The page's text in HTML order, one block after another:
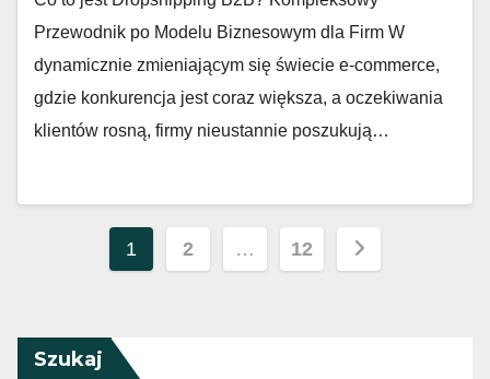
Przewodnik po Modelu Biznesowym dla Firm W
dynamicznie zmieniającym się świecie e-commerce,
gdzie konkurencja jest coraz większa, a oczekiwania
klientów rosną, firmy nieustannie poszukują…
Nawigacja
wpisach
1 2 … 12
Szukaj